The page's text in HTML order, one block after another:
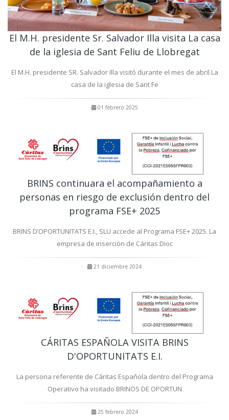
El M.H. presidente Sr. Salvador Illa visita La casa
de la iglesia de Sant Feliu de Llobregat
El M.H. presidente SR. Salvador Illa visitó durante el mes de abril La
casa de la iglesia de Sant Fe
01 febrero 2025
BRINS continuara el acompañamiento a
personas en riesgo de exclusión dentro del
programa FSE+ 2025
BRINS D’OPORTUNITATS E.I., SLU accede al Programa FSE+ 2025. La
empresa de inserción de Cáritas Dioc
21 diciembre 2024
CÁRITAS ESPAÑOLA VISITA BRINS
D'OPORTUNITATS E.I.
La persona referente de Cáritas Española dentro del Programa
Operativo ha visitado BRINOS DE OPORTUN
25 febrero 2024